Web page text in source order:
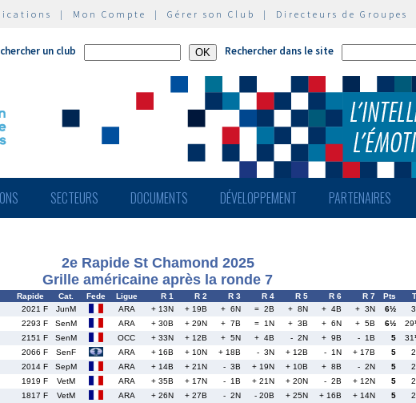
| Mon Compte | Gérer son Club | Directeurs de Groupes
un club Rechercher dans le site
SECTEURS DOCUMENTS DÉVELOPPEMENT PARTENAIRES
2e Rapide St Chamond 2025
Grille américaine après la ronde 7
Rapide Cat. Fede Ligue R 1 R 2 R 3 R 4 R 5 R 6 R 7 Pts
2021 F JunM ARA + 13N + 19B + 6N = 2B + 8N + 4B + 3N 6½
2293 F SenM ARA + 30B + 29N + 7B = 1N + 3B + 6N + 5B 6½
2151 F SenM OCC + 33N + 12B + 5N + 4B - 2N + 9B - 1B 5
2066 F SenF ARA + 16B + 10N + 18B - 3N + 12B - 1N + 17B 5
2014 F SepM ARA + 14B + 21N - 3B + 19N + 10B + 8B - 2N 5
1919 F VetM ARA + 35B + 17N - 1B + 21N + 20N - 2B + 12N 5
1817 F VetM ARA + 26N + 27B - 2N - 20B + 25N + 16B + 14N 5